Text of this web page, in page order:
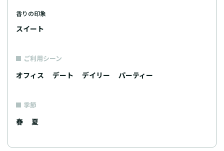
香りの印象
スイート
ご利用シーン
オフィス デート デイリー パーティー
季節
春 夏